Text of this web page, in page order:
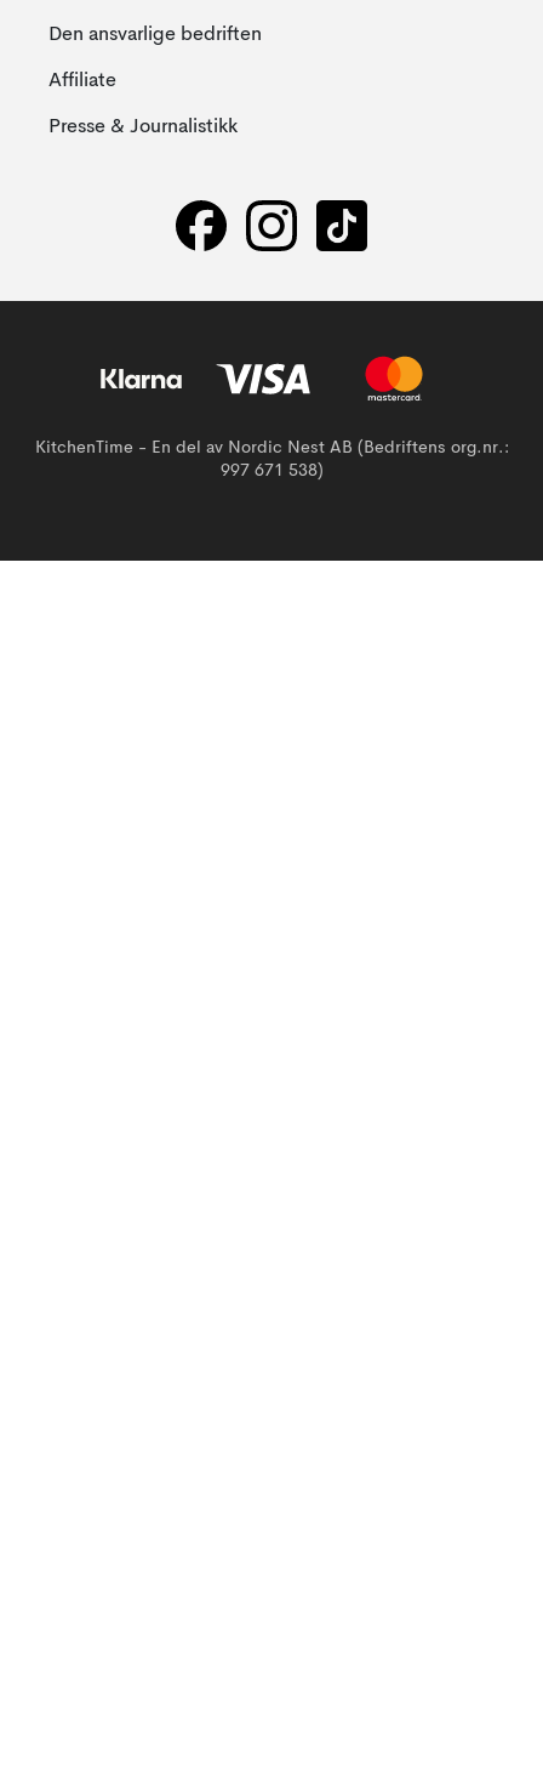
Den ansvarlige bedriften
Affiliate
Presse & Journalistikk
KitchenTime - En del av Nordic Nest AB (Bedriftens org.nr.:
997 671 538)